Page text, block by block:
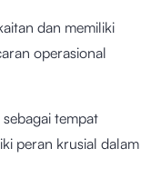
dan memiliki
operasional
tempat
peran krusial dalam